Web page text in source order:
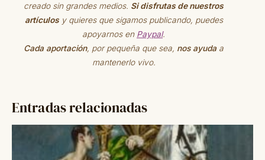
creado sin grandes medios. Si disfrutas de nuestros
artículosy quieres que sigamos publicando, puedes
apoyarnos en Paypal.
Cada aportación, por pequeña que sea, nos ayudaa
mantenerlo vivo.
Entradas relacionadas